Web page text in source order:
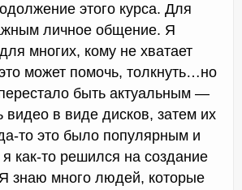
этого курса. Для
личное общение. Я
многих, кому не хватает
может помочь, толкнуть…но
быть актуальным —
видео в виде дисков, затем их
то это было популярным и
как-то решился на создание
Я знаю много людей, которые